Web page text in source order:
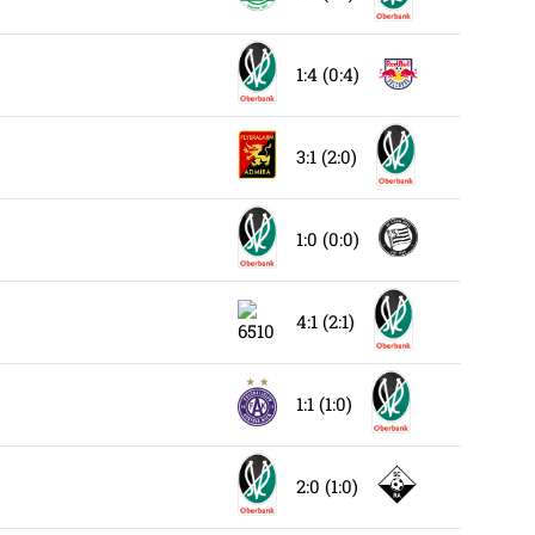
1:4 (0:4)
3:1 (2:0)
1:0 (0:0)
4:1 (2:1)
1:1 (1:0)
2:0 (1:0)